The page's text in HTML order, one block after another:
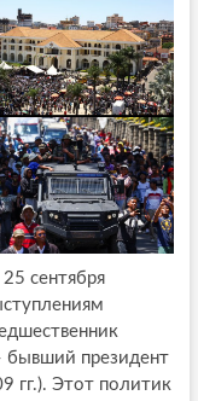
сентября
бывший президент
гг.). Этот политик